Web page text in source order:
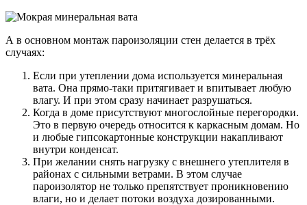
А в основном монтаж пароизоляции стен делается в трёх
случаях:
Если при утеплении дома используется минеральная
вата. Она прямо-таки притягивает и впитывает любую
влагу. И при этом сразу начинает разрушаться.
Когда в доме присутствуют многослойные перегородки.
Это в первую очередь относится к каркасным домам. Но
и любые гипсокартонные конструкции накапливают
внутри конденсат.
При желании снять нагрузку с внешнего утеплителя в
районах с сильными ветрами. В этом случае
пароизолятор не только препятствует проникновению
влаги, но и делает потоки воздуха дозированными.